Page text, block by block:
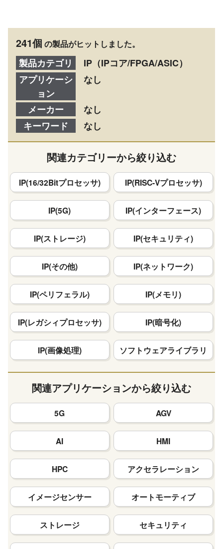
241個 の製品がヒットしました。
製品カテゴリ
IP（IPコア/FPGA/ASIC）
アプリケーシ
ョン
なし
メーカー
なし
キーワード
なし
関連カテゴリーから絞り込む
IP(16/32Bitプロセッサ) IP(RISC-Vプロセッサ)
IP(5G) IP(インターフェース)
IP(ストレージ) IP(セキュリティ)
IP(その他) IP(ネットワーク)
IP(ペリフェラル) IP(メモリ)
IP(レガシィプロセッサ) IP(暗号化)
IP(画像処理) ソフトウェアライブラリ
関連アプリケーションから絞り込む
5G AGV
AI HMI
HPC アクセラレーション
イメージセンサー オートモーティブ
ストレージ セキュリティ